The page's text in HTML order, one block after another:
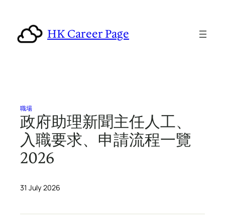
content
HK Career Page
職場
政府助理新聞主任人工、
入職要求、申請流程一覽
2026
31 July 2026